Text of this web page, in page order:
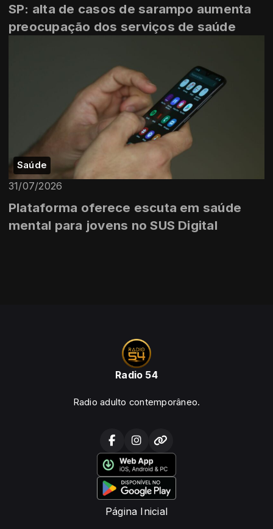
SP: alta de casos de sarampo aumenta
preocupação dos serviços de saúde
Saúde
31/07/2026
Plataforma oferece escuta em saúde
mental para jovens no SUS Digital
Radio 54
Radio adulto contemporâneo.
Página Inicial